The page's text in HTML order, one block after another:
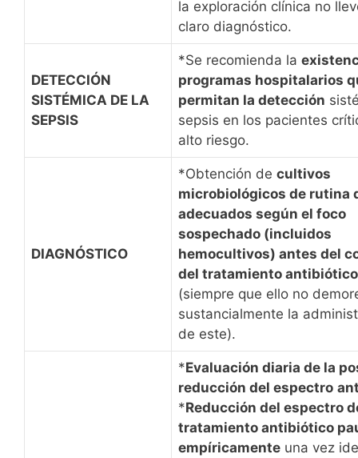
la exploración clínica no
claro diagnóstico.
DETECCIÓN
SISTÉMICA DE LA
SEPSIS
*Se recomienda la
programas hospitalarios
permitan la detección
sepsis en los pacientes
alto riesgo.
DIAGNÓSTICO
*Obtención de cultivos
microbiológicos de rutina
adecuados según el foco
sospechado (incluidos
hemocultivos) antes del
del tratamiento antibiótico
(siempre que ello no
sustancialmente la
de este).
*Evaluación diaria de la
reducción del espectro
*Reducción del espectro
tratamiento antibiótico
empíricamente una vez